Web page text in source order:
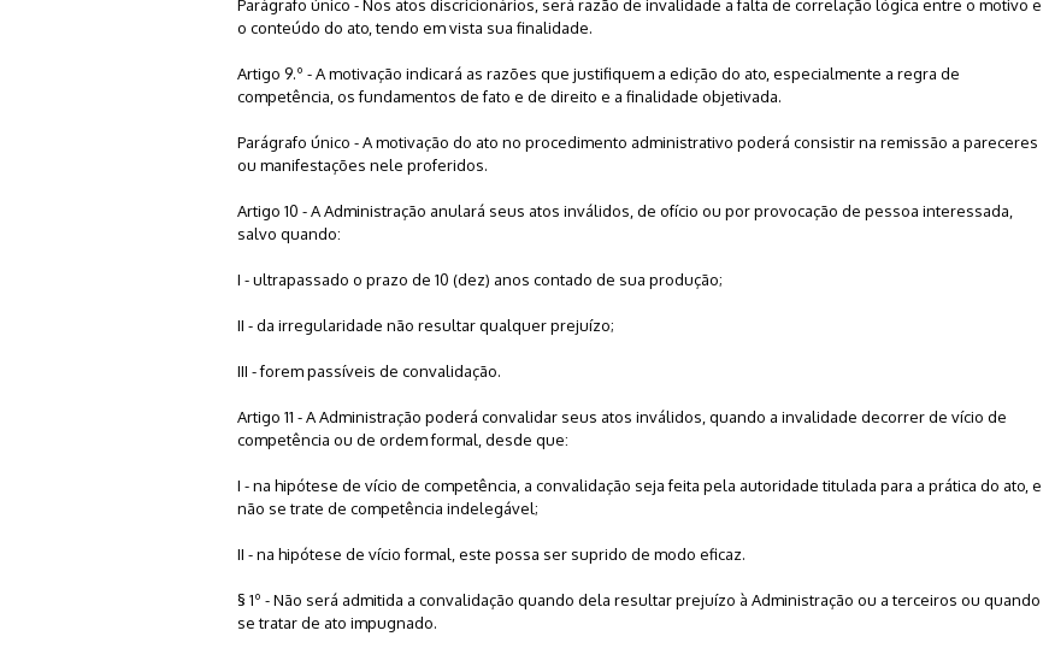
Parágrafo único - Nos atos discricionários, será razão de invalidade a falta de correlação lógica entre o motivo e
o conteúdo do ato, tendo em vista sua finalidade.
Artigo 9.º - A motivação indicará as razões que justifiquem a edição do ato, especialmente a regra de
competência, os fundamentos de fato e de direito e a finalidade objetivada.
Parágrafo único - A motivação do ato no procedimento administrativo poderá consistir na remissão a pareceres
ou manifestações nele proferidos.
Artigo 10 - A Administração anulará seus atos inválidos, de ofício ou por provocação de pessoa interessada,
salvo quando:
I - ultrapassado o prazo de 10 (dez) anos contado de sua produção;
II - da irregularidade não resultar qualquer prejuízo;
III - forem passíveis de convalidação.
Artigo 11 - A Administração poderá convalidar seus atos inválidos, quando a invalidade decorrer de vício de
competência ou de ordem formal, desde que:
I - na hipótese de vício de competência, a convalidação seja feita pela autoridade titulada para a prática do ato, e
não se trate de competência indelegável;
II - na hipótese de vício formal, este possa ser suprido de modo eficaz.
§ 1º - Não será admitida a convalidação quando dela resultar prejuízo à Administração ou a terceiros ou quando
se tratar de ato impugnado.